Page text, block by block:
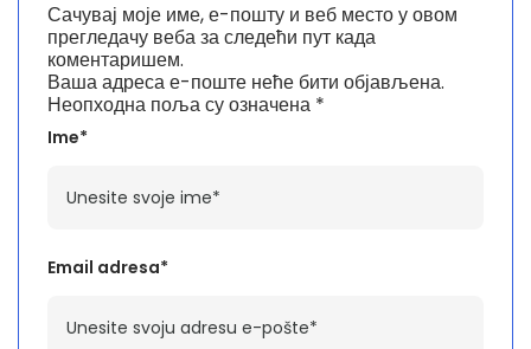
Ваша адреса е-поште неће бити објављена.
Неопходна поља су означена *
Ime*
Email adresa*
Сачувај моје име, е-пошту и веб место у овом
прегледачу веба за следећи пут када
коментаришем.